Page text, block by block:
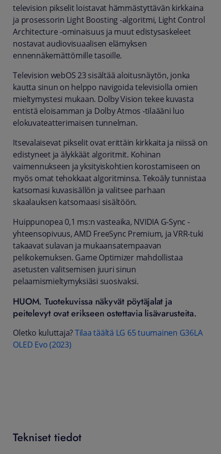
television pikselit loistavat hämmästyttävän kirkkaina
ja prosessorin Light Boosting -algoritmi, Light Control
Architecture -ominaisuus ja muut edistysaskeleet
nostavat audiovisuaalisen elämyksen
ennennäkemättömille tasoille.
Television webOS 23 sisältää aloitusnäytön, jonka
kautta sinun on helppo navigoida televisiolla omien
mieltymystesi mukaan. Dolby Vision tekee kuvasta
entistä eloisamman ja Dolby Atmos -tilaääni luo
elokuvateatterimaisen tunnelman.
Itsevalaisevat pikselit ovat erittäin kirkkaita ja niissä on
edistyneet ja älykkäät algoritmit. Kohinan
vaimennukseen ja yksityiskohtien korostamiseen on
myös omat tehokkaat algoritminsa. Tekoäly tunnistaa
katsomasi kuvasisällön ja valitsee parhaan
skaalauksen katsomaasi sisältöön.
Huippunopea 0,1 ms:n vasteaika, NVIDIA G-Sync -
yhteensopivuus, AMD FreeSync Premium, ja VRR-tuki
takaavat sulavan ja mukaansatempaavan
pelikokemuksen. Game Optimizer mahdollistaa
asetusten valitsemisen juuri sinun
pelaamismieltymyksiäsi suosivaksi.
HUOM. Tuotekuvissa näkyvät pöytäjalat ja
peitelevyt ovat erikseen ostettavia lisävarusteita.
Oletko kuluttaja?Tilaa täältä LG 65 tuumainen G36LA
OLED Evo (2023)
Tekniset tiedot